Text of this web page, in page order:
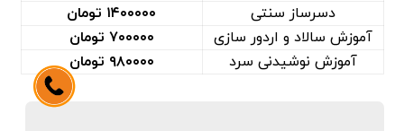
دسرساز سنتی
۱۴۰۰۰۰۰ تومان
آموزش سالاد و اردور سازی
۷۰۰۰۰۰ تومان
آموزش نوشیدنی سرد
۹۸۰۰۰۰ تومان